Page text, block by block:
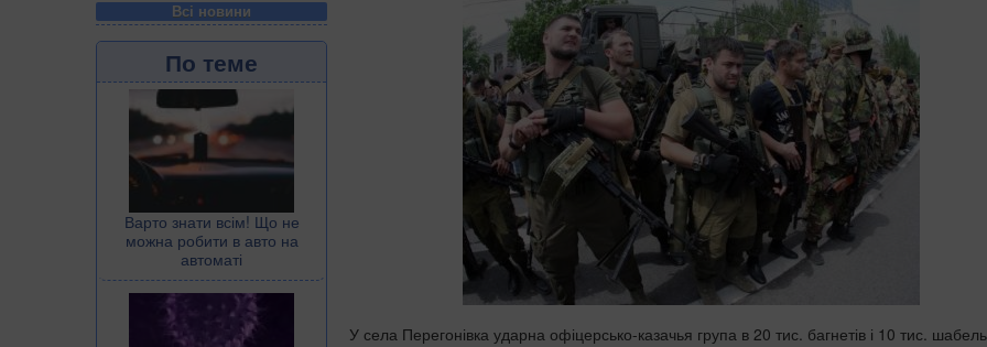
Всі новини
По теме
Варто знати всім! Що не
можна робити в авто на
автоматі
У села Перегонівка ударна офіцерсько-казачья група в 20 тис. багнетів і 10 тис.